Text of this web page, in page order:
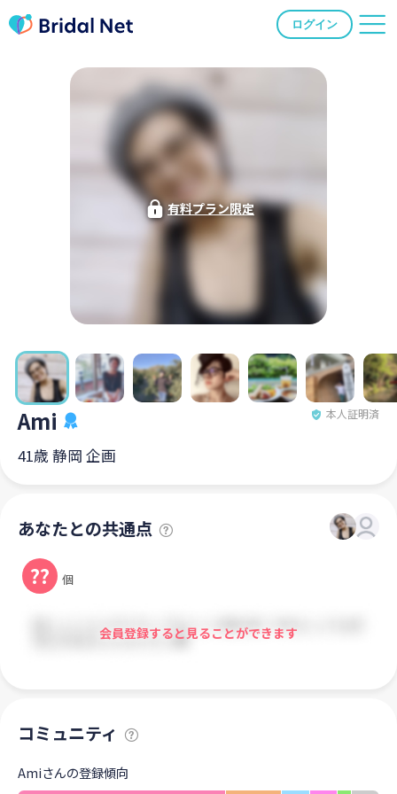
ログイン
有料プラン限定
Ami 本人証明済
41歳 静岡 企画
あなたとの共通点
?? 個
会員登録すると見ることができます
コミュニティ
Amiさんの登録傾向